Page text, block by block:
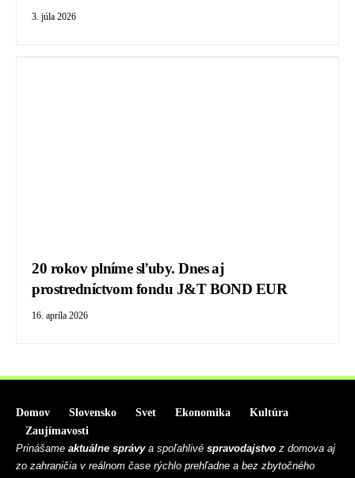
3. júla 2026
20 rokov plníme sľuby. Dnes aj
prostredníctvom fondu J&T BOND EUR
16. apríla 2026
Domov Slovensko Svet Ekonomika
Kultúra
Zaujímavosti
Prinášame aktuálne správya spoľahlivé spravodajstvo z domova aj
zo zahraničia v reálnom čase rýchlo prehľadne a bez zbytočného